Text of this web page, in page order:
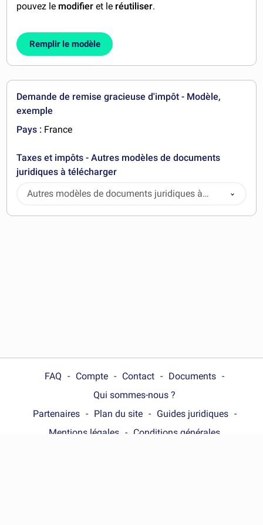
pouvez le modifier et le réutiliser.
Remplir le modèle
Demande de remise gracieuse d'impôt - Modèle,
exemple
Pays : France
Taxes et impôts - Autres modèles de documents
juridiques à télécharger
Autres modèles de documents juridiques à
télécharger
FAQ Compte Contact
Documents
Qui sommes-nous ?
Partenaires
Plan du site
Guides juridiques
Mentions légales
Conditions générales